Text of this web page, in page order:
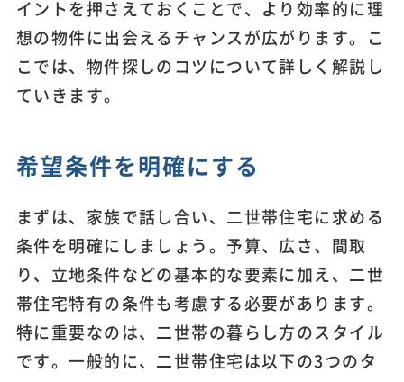
イントを押さえておくことで、より効率的に理
想の物件に出会えるチャンスが広がります。こ
こでは、物件探しのコツについて詳しく解説し
ていきます。
希望条件を明確にする
まずは、家族で話し合い、二世帯住宅に求める
条件を明確にしましょう。予算、広さ、間取
り、立地条件などの基本的な要素に加え、二世
帯住宅特有の条件も考慮する必要があります。
特に重要なのは、二世帯の暮らし方のスタイル
です。一般的に、二世帯住宅は以下の3つのタ